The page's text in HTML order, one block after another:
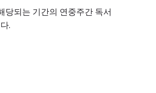
당되는 기간의 연중주간 독서
.